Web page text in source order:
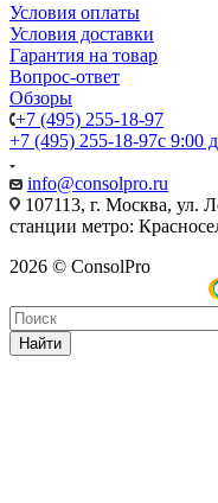
Условия оплаты
Условия доставки
Гарантия на товар
Вопрос-ответ
Обзоры
+7 (495) 255-18-97
+7 (495) 255-18-97с 9:00
info@consolpro.ru
107113, г. Москва, ул.
станции метро:
2026 © ConsolPro
Найти